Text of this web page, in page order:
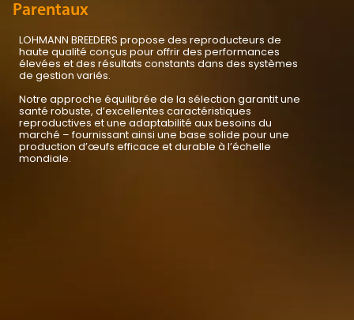
Parentaux
LOHMANN BREEDERS propose des reproducteurs de
haute qualité conçus pour offrir des performances
élevées et des résultats constants dans des systèmes
de gestion variés.
Notre approche équilibrée de la sélection garantit une
santé robuste, d’excellentes caractéristiques
reproductives et une adaptabilité aux besoins du
marché – fournissant ainsi une base solide pour une
production d’œufs efficace et durable à l’échelle
mondiale.